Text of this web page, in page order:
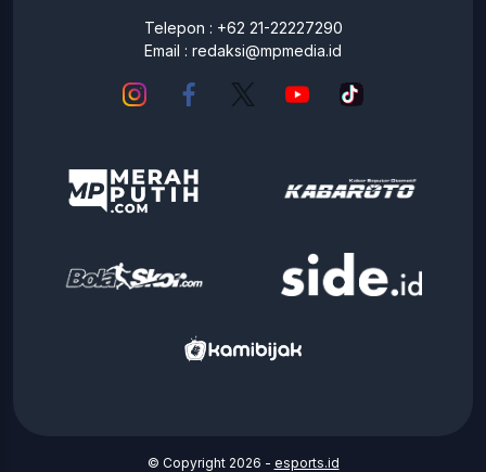
Telepon : +62 21-22227290
Email : redaksi@mpmedia.id
© Copyright 2026 - esports.id